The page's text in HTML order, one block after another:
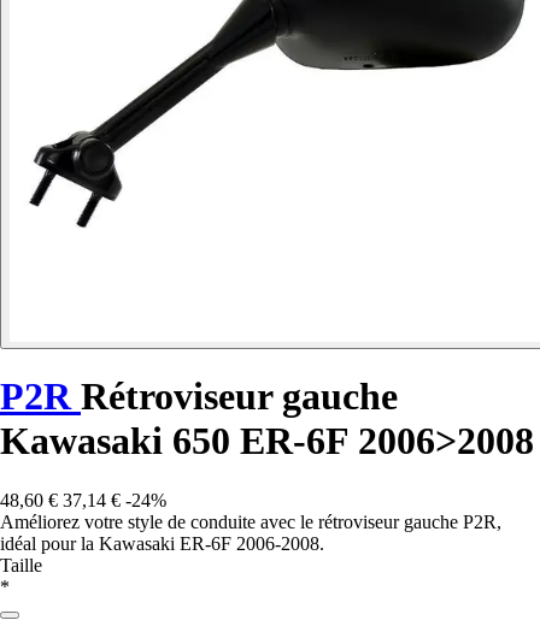
P2RRétroviseur gauche
Kawasaki 650 ER-6F 2006>2008
48,60 € 37,14 € -24%
Améliorez votre style de conduite avec le rétroviseur gauche P2R,
idéal pour la Kawasaki ER-6F 2006-2008.
Taille
*